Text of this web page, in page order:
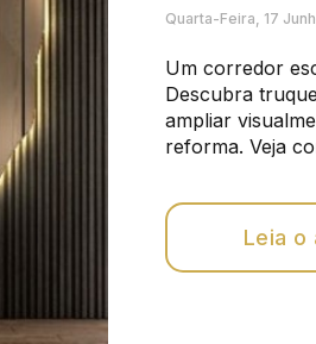
Quarta-Feira, 17
Um corredor
Descubra
ampliar
reforma. Veja
Leia o